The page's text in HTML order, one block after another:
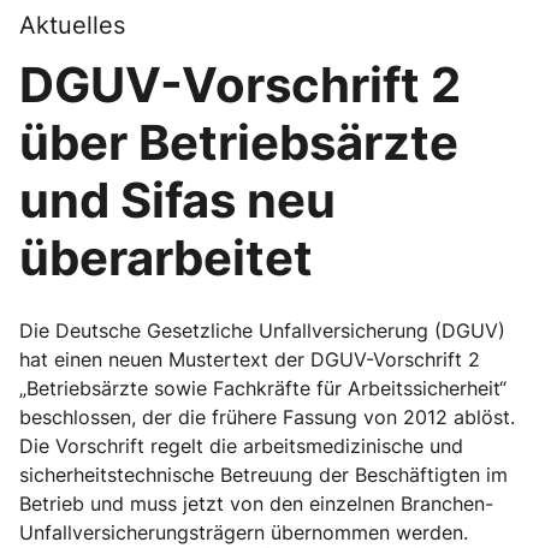
Aktuelles
DGUV-Vorschrift 2
über Betriebsärzte
und Sifas neu
überarbeitet
Die Deutsche Gesetzliche Unfallversicherung (DGUV)
hat einen neuen Mustertext der DGUV-Vorschrift 2
„Betriebsärzte sowie Fachkräfte für Arbeitssicherheit“
beschlossen, der die frühere Fassung von 2012 ablöst.
Die Vorschrift regelt die arbeitsmedizinische und
sicherheitstechnische Betreuung der Beschäftigten im
Betrieb und muss jetzt von den einzelnen Branchen-
Unfallversicherungsträgern übernommen werden.